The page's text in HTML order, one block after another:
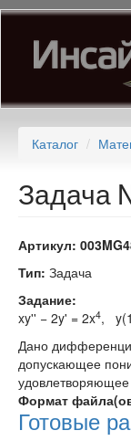
Перейти
основному
содержанию
Каталог
Задача
Артикул:
Тип: Задача
Задание:
xy'' − 2y' = 2x4,
Дано
допускающее
Формат
Готовые